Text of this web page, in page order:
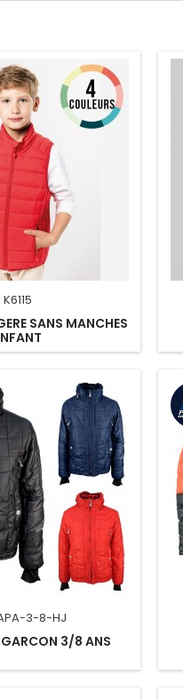
K6115
SANS MANCHES
3-8-HJ
3/8 ANS